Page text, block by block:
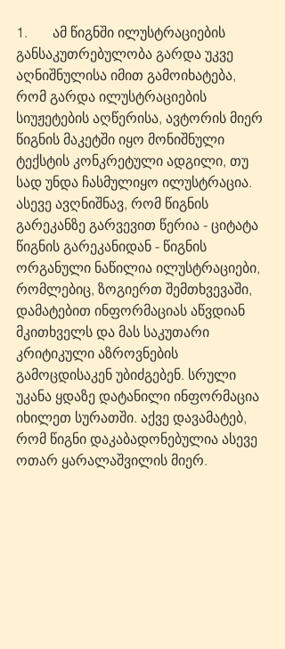
1.       ამ წიგნში ილუსტრაციების
განსაკუთრებულობა გარდა უკვე
აღნიშნულისა იმით გამოიხატება,
რომ გარდა ილუსტრაციების
სიუჟეტების აღწერისა, ავტორის მიერ
წიგნის მაკეტში იყო მონიშნული
ტექსტის კონკრეტული ადგილი, თუ
სად უნდა ჩასმულიყო ილუსტრაცია.
ასევე ავღნიშნავ, რომ წიგნის
გარეკანზე გარვევით წერია - ციტატა
წიგნის გარეკანიდან - წიგნის
ორგანული ნაწილია ილუსტრაციები,
რომლებიც, ზოგიერთ შემთხვევაში,
დამატებით ინფორმაციას აწვდიან
მკითხველს და მას საკუთარი
კრიტიკული აზროვნების
გამოცდისაკენ უბიძგებენ. სრული
უკანა ყდაზე დატანილი ინფორმაცია
იხილეთ სურათში. აქვე დავამატებ,
რომ წიგნი დაკაბადონებულია ასევე
ოთარ ყარალაშვილის მიერ.